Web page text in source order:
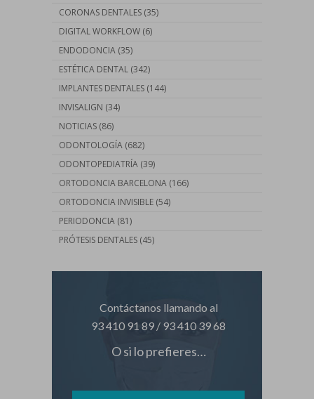
CORONAS DENTALES (35)
DIGITAL WORKFLOW (6)
ENDODONCIA (35)
ESTÉTICA DENTAL (342)
IMPLANTES DENTALES (144)
INVISALIGN (34)
NOTICIAS (86)
ODONTOLOGÍA (682)
ODONTOPEDIATRÍA (39)
ORTODONCIA BARCELONA (166)
ORTODONCIA INVISIBLE (54)
PERIODONCIA (81)
PRÓTESIS DENTALES (45)
Contáctanos llamando al
93 410 91 89 / 93 410 39 68
O si lo prefieres…